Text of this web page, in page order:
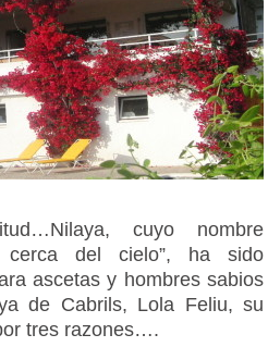
cuyo nombre
cerca del cielo”, ha sido
ascetas y hombres sabios
de Cabrils, Lola Feliu, su
tres razones….